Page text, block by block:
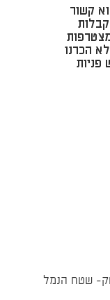
קשור
הכרנו
פניות
שטח הנמל